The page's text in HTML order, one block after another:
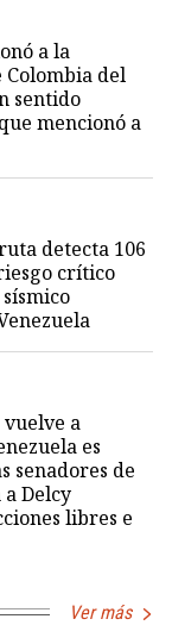
a la
del
sentido
mencionó a
detecta 106
crítico
a
es
senadores de
a Delcy
libres e
Ver más